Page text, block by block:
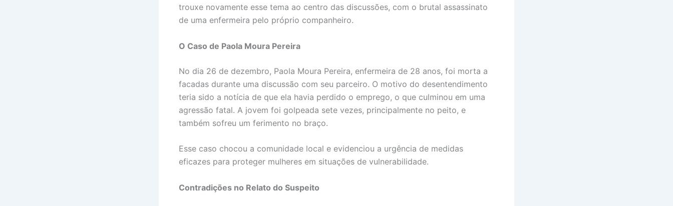
trouxe novamente esse tema ao centro das discussões, com o brutal assassinato
de uma enfermeira pelo próprio companheiro.
O Caso de Paola Moura Pereira
No dia 26 de dezembro, Paola Moura Pereira, enfermeira de 28 anos, foi morta a
facadas durante uma discussão com seu parceiro. O motivo do desentendimento
teria sido a notícia de que ela havia perdido o emprego, o que culminou em uma
agressão fatal. A jovem foi golpeada sete vezes, principalmente no peito, e
também sofreu um ferimento no braço.
Esse caso chocou a comunidade local e evidenciou a urgência de medidas
eficazes para proteger mulheres em situações de vulnerabilidade.
Contradições no Relato do Suspeito